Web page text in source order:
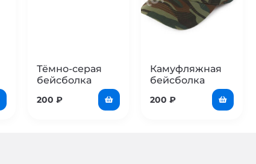
Тёмно-серая
бейсболка
200 ₽
Камуфляжная
бейсболка
200₽